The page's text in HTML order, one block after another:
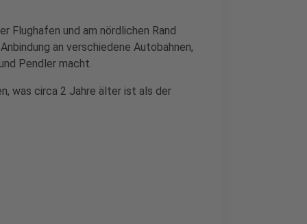
Flughafen und am nördlichen Rand
an verschiedene Autobahnen,
Pendler macht.
was circa 2 Jahre älter ist als der